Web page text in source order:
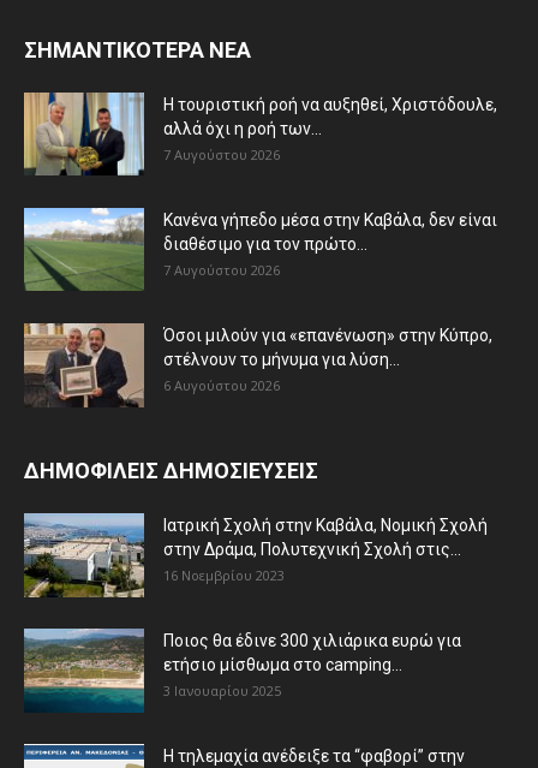
ΣΗΜΑΝΤΙΚΟΤΕΡΑ ΝΕΑ
Η τουριστική ροή να αυξηθεί, Χριστόδουλε,
αλλά όχι η ροή των...
7 Αυγούστου 2026
Κανένα γήπεδο μέσα στην Καβάλα, δεν είναι
διαθέσιμο για τον πρώτο...
7 Αυγούστου 2026
Όσοι μιλούν για «επανένωση» στην Κύπρο,
στέλνουν το μήνυμα για λύση...
6 Αυγούστου 2026
ΔΗΜΟΦΙΛΕΙΣ ΔΗΜΟΣΙΕΥΣΕΙΣ
Ιατρική Σχολή στην Καβάλα, Νομική Σχολή
στην Δράμα, Πολυτεχνική Σχολή στις...
16 Νοεμβρίου 2023
Ποιος θα έδινε 300 χιλιάρικα ευρώ για
ετήσιο μίσθωμα στο camping...
3 Ιανουαρίου 2025
Η τηλεμαχία ανέδειξε τα “φαβορί” στην